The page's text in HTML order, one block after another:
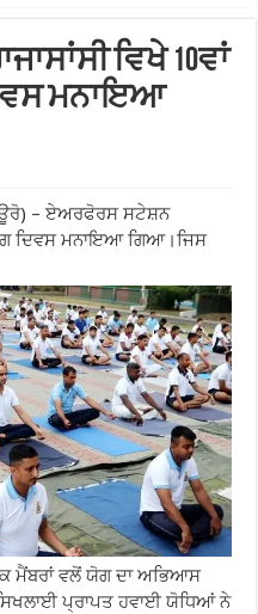
ਵਿਖੇ 10ਵਾਂ
ਮਨਾਇਆ
– ਏਅਰਫੋਰਸ ਸਟੇਸ਼ਨ
ਦਿਵਸ ਮਨਾਇਆ ਗਿਆ।ਜਿਸ
ਮੈਂਬਰਾਂ ਵਲੋਂ ਯੋਗ ਦਾ ਅਭਿਆਸ
ਪ੍ਰਾਪਤ ਹਵਾਈ ਯੋਧਿਆਂ ਨੇ